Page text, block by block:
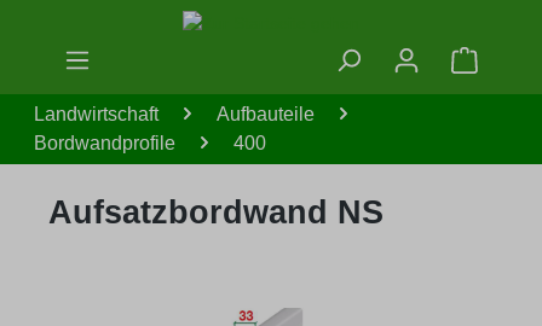
Zum Hauptinhalt springen
Landwirtschaft
Aufbauteile
Bordwandprofile
400
Aufsatzbordwand NS
Bildergalerie überspringen